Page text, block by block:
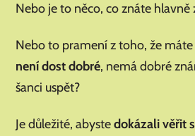
Nebo je to něco, co znáte hlavně
Nebo to pramení z toho, že máte
není dost dobré, nemá dobré
šanci uspět?
Je důležité, abystedokázali věřit